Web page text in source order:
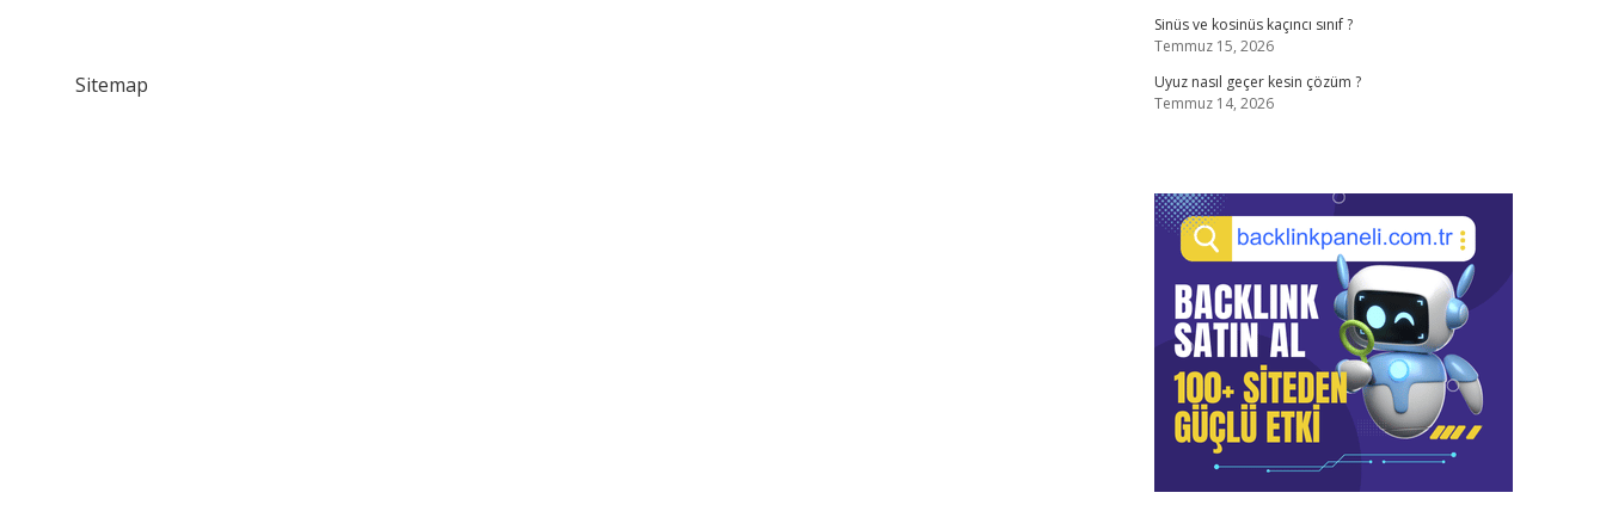
Sitemap
Sinüs ve kosinüs kaçıncı sınıf ?
Temmuz 15, 2026
Uyuz nasıl geçer kesin çözüm ?
Temmuz 14, 2026